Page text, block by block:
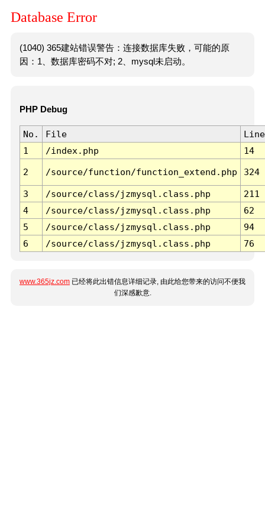
Database Error
(1040) 365建站错误警告：连接数据库失败，可能的原
因：1、数据库密码不对; 2、mysql未启动。
PHP Debug
No. File
Line
1
/index.php 14
2 /source/function/function_extend.php 324
3 /source/class/jzmysql.class.php
211
4
/source/class/jzmysql.class.php
62
5
/source/class/jzmysql.class.php
94
6
/source/class/jzmysql.class.php 76
www.365jz.com 已经将此出错信息详细记录, 由此给您带来的访问不便我
们深感歉意.